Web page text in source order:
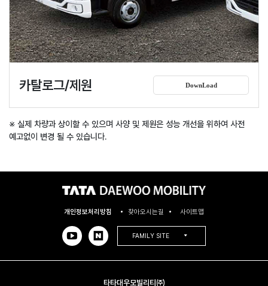
카탈로그/제원 DownLoad
※ 실제 차량과 상이할 수 있으며 사양 및 제원은 성능 개선을 위하여 사전
예고없이 변경 될 수 있습니다.
개인정보처리방침 찾아오시는길 사이트맵
FAMILY SITE
타타대우모빌리티㈜